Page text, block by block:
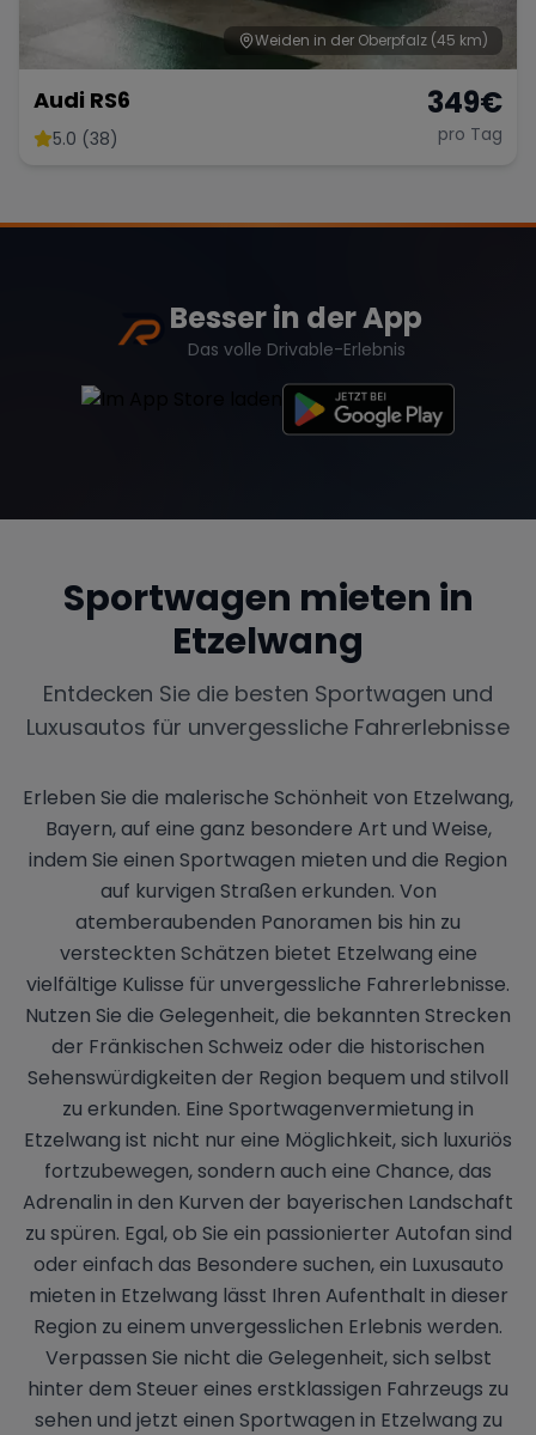
Weiden in der Oberpfalz (45 km)
Audi RS6
5.0 (38)
349€
pro Tag
Besser in der App
Das volle Drivable-Erlebnis
Sportwagen mieten in
Etzelwang
Entdecken Sie die besten Sportwagen und
Luxusautos für unvergessliche Fahrerlebnisse
Erleben Sie die malerische Schönheit von Etzelwang,
Bayern, auf eine ganz besondere Art und Weise,
indem Sie einen Sportwagen mieten und die Region
auf kurvigen Straßen erkunden. Von
atemberaubenden Panoramen bis hin zu
versteckten Schätzen bietet Etzelwang eine
vielfältige Kulisse für unvergessliche Fahrerlebnisse.
Nutzen Sie die Gelegenheit, die bekannten Strecken
der Fränkischen Schweiz oder die historischen
Sehenswürdigkeiten der Region bequem und stilvoll
zu erkunden. Eine Sportwagenvermietung in
Etzelwang ist nicht nur eine Möglichkeit, sich luxuriös
fortzubewegen, sondern auch eine Chance, das
Adrenalin in den Kurven der bayerischen Landschaft
zu spüren. Egal, ob Sie ein passionierter Autofan sind
oder einfach das Besondere suchen, ein Luxusauto
mieten in Etzelwang lässt Ihren Aufenthalt in dieser
Region zu einem unvergesslichen Erlebnis werden.
Verpassen Sie nicht die Gelegenheit, sich selbst
hinter dem Steuer eines erstklassigen Fahrzeugs zu
sehen und jetzt einen Sportwagen in Etzelwang zu